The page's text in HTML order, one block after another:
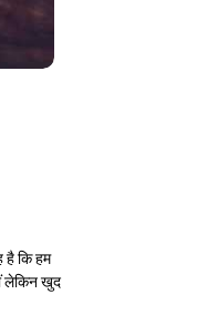
है कि हम
लेकिन खुद